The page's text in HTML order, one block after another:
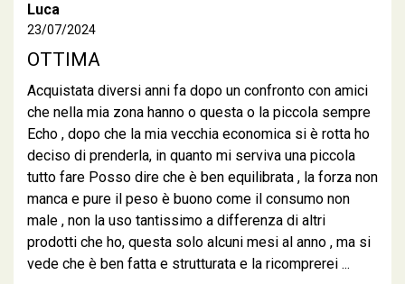
Luca
23/07/2024
OTTIMA
Acquistata diversi anni fa dopo un confronto con amici
che nella mia zona hanno o questa o la piccola sempre
Echo , dopo che la mia vecchia economica si è rotta ho
deciso di prenderla, in quanto mi serviva una piccola
tutto fare Posso dire che è ben equilibrata , la forza non
manca e pure il peso è buono come il consumo non
male , non la uso tantissimo a differenza di altri
prodotti che ho, questa solo alcuni mesi al anno , ma si
vede che è ben fatta e strutturata e la ricomprerei ...